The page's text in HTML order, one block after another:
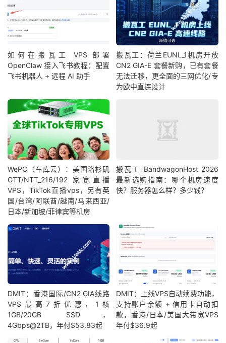
如何在搬瓦工 VPS 部署
OpenClaw 接入飞书教程：配置
飞书机器人 + 远程 AI 助手
搬瓦工：荷兰EUNL_1机房开放
CN2 GIA-E 套餐新购，已有套餐
无法迁移，更全面的三网优化/专
为欧中直连设计
WePC（车库云）：美国洛杉矶
GTT/NTT_216/192 家宽直播
VPS，TikTok直播vps，另有英
国/台湾/阿联酋/越南/马来西亚/
日本/新加坡/菲律宾等机房
搬瓦工 BandwagonHost 2026
最新选购指南：哪个机房速度
快？服务器怎么样？多少钱？
DMIT：香港国际/CN2 GIA线路
VPS最高7折优惠，1核
1GB/20GB SSD，
4Gbps@2TB，年付$53.83起
DMIT：上线VPS自动续费功能，
支持账户余额 + 信用卡自动扣
款，香港/日本/美国大带宽VPS
年付$36.9起